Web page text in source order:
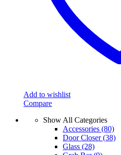
Add to wishlist
Compare
Show All Categories
Accessories (80)
Door Closer(38)
Glass (28)